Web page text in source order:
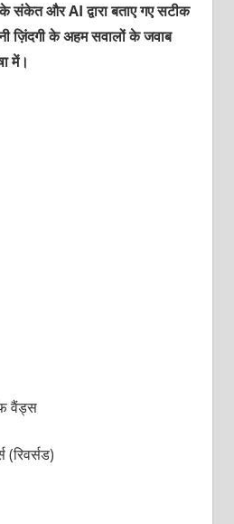
संकेत और AI द्वारा बताए गए सटीक
ज़िंदगी के अहम सवालों के जवाब
में।
वैंड्स